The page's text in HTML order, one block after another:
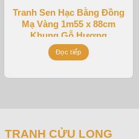
Tranh Sen Hạc Bằng Đồng
Mạ Vàng 1m55 x 88cm
Khung Gỗ Hương
Đọc tiếp
TRANH CỬU LONG